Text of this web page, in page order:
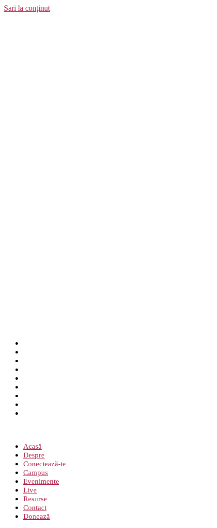
Sari la conținut
Acasă
Despre
Conectează-te
Campus
Evenimente
Live
Resurse
Contact
Donează